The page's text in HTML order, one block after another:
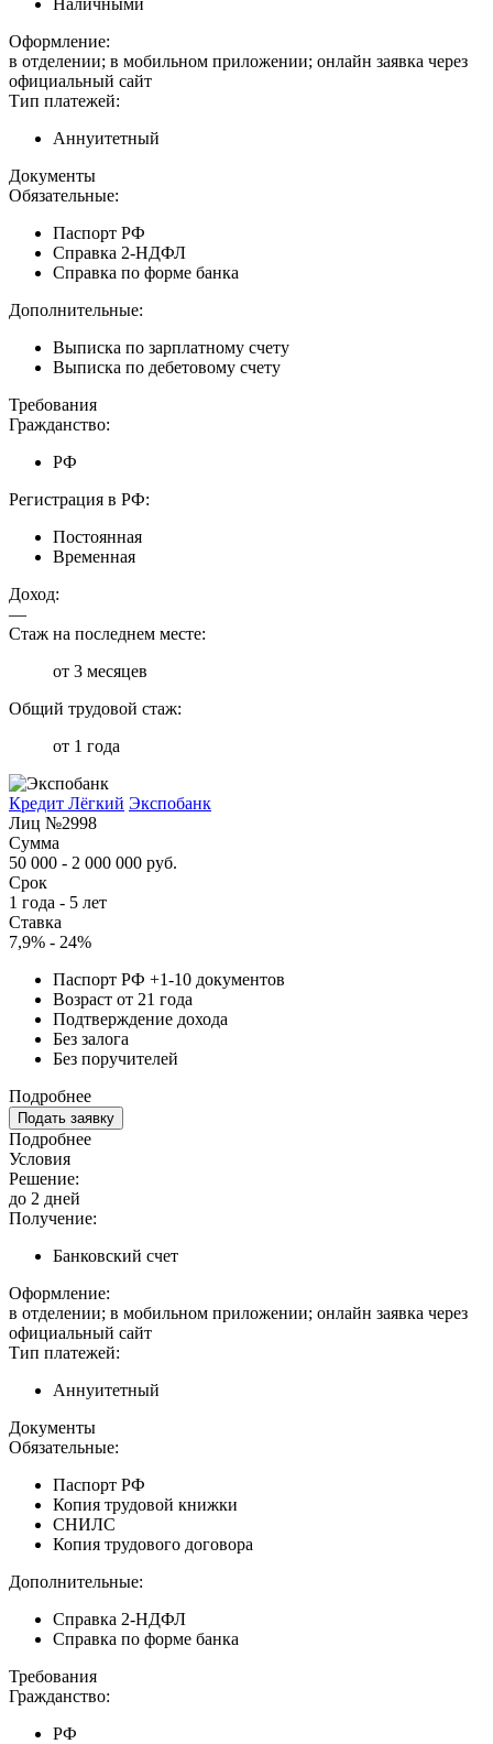
Оформление:
в отделении; в мобильном приложении; онлайн заявка через
официальный сайт
Тип платежей:
Аннуитетный
Документы
Обязательные:
Паспорт РФ
Справка 2-НДФЛ
Справка по форме банка
Дополнительные:
Выписка по зарплатному счету
Выписка по дебетовому счету
Требования
Гражданство:
РФ
Регистрация в РФ:
Постоянная
Временная
Доход:
—
Стаж на последнем месте:
от 3 месяцев
Общий трудовой стаж:
от 1 года
Кредит Лёгкий Экспобанк
Лиц №2998
Сумма
50 000 - 2 000 000 руб.
Срок
1 года - 5 лет
Ставка
7,9% - 24%
Паспорт РФ +1-10 документов
Возраст от 21 года
Подтверждение дохода
Без залога
Без поручителей
Подробнее
Подать заявку
Подробнее
Условия
Решение:
до 2 дней
Получение:
Банковский счет
Оформление:
в отделении; в мобильном приложении; онлайн заявка через
официальный сайт
Тип платежей:
Аннуитетный
Документы
Обязательные:
Паспорт РФ
Копия трудовой книжки
СНИЛС
Копия трудового договора
Дополнительные:
Справка 2-НДФЛ
Справка по форме банка
Требования
Гражданство:
РФ